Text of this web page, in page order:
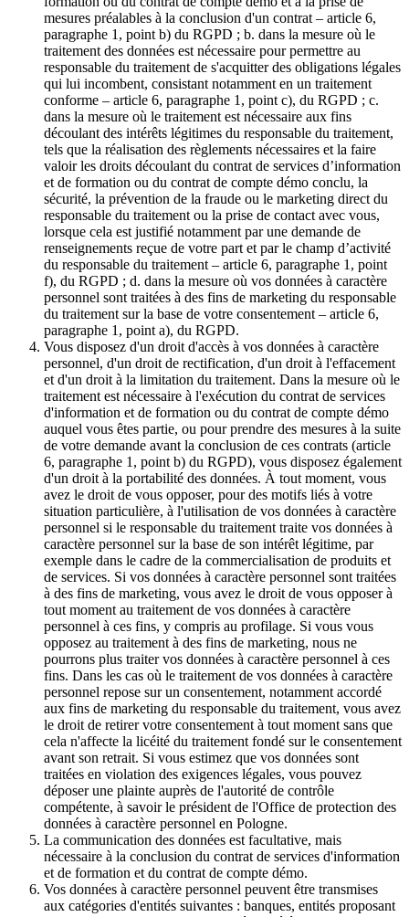
mesures préalables à la conclusion d'un contrat – article 6,
paragraphe 1, point b) du RGPD ; b. dans la mesure où le
traitement des données est nécessaire pour permettre au
responsable du traitement de s'acquitter des obligations légales
qui lui incombent, consistant notamment en un traitement
conforme – article 6, paragraphe 1, point c), du RGPD ; c.
dans la mesure où le traitement est nécessaire aux fins
découlant des intérêts légitimes du responsable du traitement,
tels que la réalisation des règlements nécessaires et la faire
valoir les droits découlant du contrat de services d’information
et de formation ou du contrat de compte démo conclu, la
sécurité, la prévention de la fraude ou le marketing direct du
responsable du traitement ou la prise de contact avec vous,
lorsque cela est justifié notamment par une demande de
renseignements reçue de votre part et par le champ d’activité
du responsable du traitement – article 6, paragraphe 1, point
f), du RGPD ; d. dans la mesure où vos données à caractère
personnel sont traitées à des fins de marketing du responsable
du traitement sur la base de votre consentement – article 6,
paragraphe 1, point a), du RGPD.
Vous disposez d'un droit d'accès à vos données à caractère
personnel, d'un droit de rectification, d'un droit à l'effacement
et d'un droit à la limitation du traitement. Dans la mesure où le
traitement est nécessaire à l'exécution du contrat de services
d'information et de formation ou du contrat de compte démo
auquel vous êtes partie, ou pour prendre des mesures à la suite
de votre demande avant la conclusion de ces contrats (article
6, paragraphe 1, point b) du RGPD), vous disposez également
d'un droit à la portabilité des données. À tout moment, vous
avez le droit de vous opposer, pour des motifs liés à votre
situation particulière, à l'utilisation de vos données à caractère
personnel si le responsable du traitement traite vos données à
caractère personnel sur la base de son intérêt légitime, par
exemple dans le cadre de la commercialisation de produits et
de services. Si vos données à caractère personnel sont traitées
à des fins de marketing, vous avez le droit de vous opposer à
tout moment au traitement de vos données à caractère
personnel à ces fins, y compris au profilage. Si vous vous
opposez au traitement à des fins de marketing, nous ne
pourrons plus traiter vos données à caractère personnel à ces
fins. Dans les cas où le traitement de vos données à caractère
personnel repose sur un consentement, notamment accordé
aux fins de marketing du responsable du traitement, vous avez
le droit de retirer votre consentement à tout moment sans que
cela n'affecte la licéité du traitement fondé sur le consentement
avant son retrait. Si vous estimez que vos données sont
traitées en violation des exigences légales, vous pouvez
déposer une plainte auprès de l'autorité de contrôle
compétente, à savoir le président de l'Office de protection des
données à caractère personnel en Pologne.
La communication des données est facultative, mais
nécessaire à la conclusion du contrat de services d'information
et de formation et du contrat de compte démo.
Vos données à caractère personnel peuvent être transmises
aux catégories d'entités suivantes : banques, entités proposant